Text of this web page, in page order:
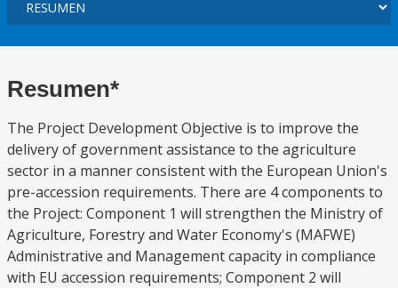
Resumen*
The Project Development Objective is to improve the
delivery of government assistance to the agriculture
sector in a manner consistent with the European Union's
pre-accession requirements. There are 4 components to
the Project: Component 1 will strengthen the Ministry of
Agriculture, Forestry and Water Economy's (MAFWE)
Administrative and Management capacity in compliance
with EU accession requirements; Component 2 will